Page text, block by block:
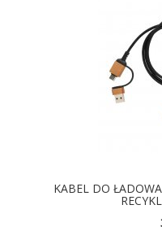
KABEL DO